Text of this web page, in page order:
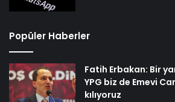
Popüler Haberler
Fatih Erbakan: Bir
YPG biz de Emevi
kılıyoruz